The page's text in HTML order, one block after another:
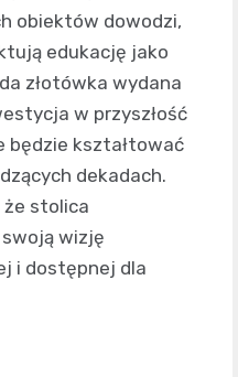
obiektów dowodzi,
edukację jako
złotówka wydana
w przyszłość
będzie kształtować
dekadach.
że stolica
wizję
i dostępnej dla